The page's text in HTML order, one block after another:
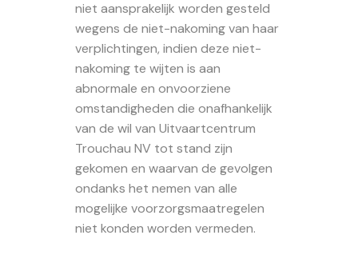
niet aansprakelijk worden gesteld
wegens de niet-nakoming van haar
verplichtingen, indien deze niet-
nakoming te wijten is aan
abnormale en onvoorziene
omstandigheden die onafhankelijk
van de wil van Uitvaartcentrum
Trouchau NV tot stand zijn
gekomen en waarvan de gevolgen
ondanks het nemen van alle
mogelijke voorzorgsmaatregelen
niet konden worden vermeden.